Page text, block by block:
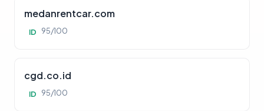
medanrentcar.com
ID 95/100
cgd.co.id
ID 95/100